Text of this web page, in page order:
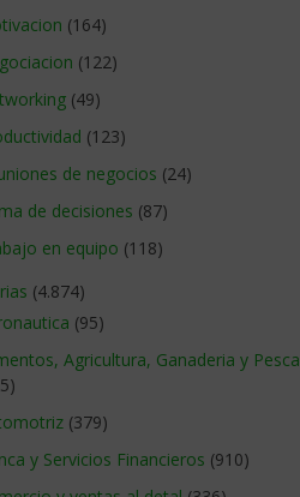
(164)
(122)
(49)
(123)
de negocios (24)
de decisiones (87)
en equipo (118)
(4.874)
(95)
Agricultura, Ganaderia y Pesca
(379)
y Servicios Financieros (910)